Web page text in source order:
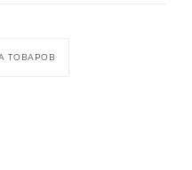
ТОВАРОВ